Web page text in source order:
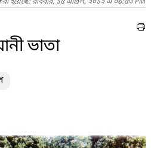
ভাতা